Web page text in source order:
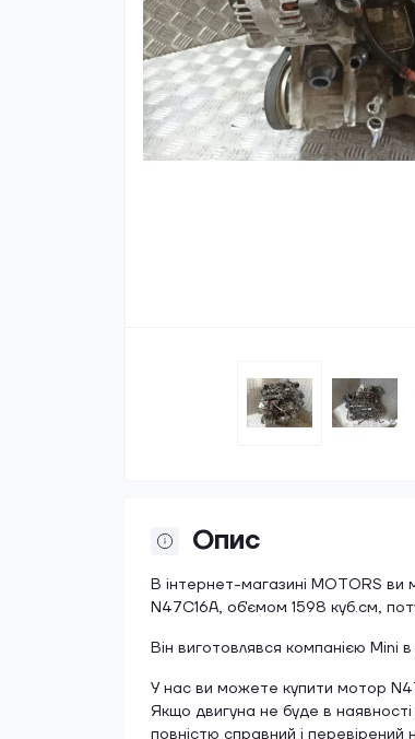
Опис
В інтернет-магазині MOTORS
N47C16A, об'ємом 1598 куб.см,
Він виготовлявся компанією Mini
У нас ви можете купити мотор
Якщо двигуна не буде в
повністю справний і